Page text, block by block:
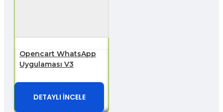
Opencart WhatsApp
Uygulaması V3
DETAYLI İNCELE